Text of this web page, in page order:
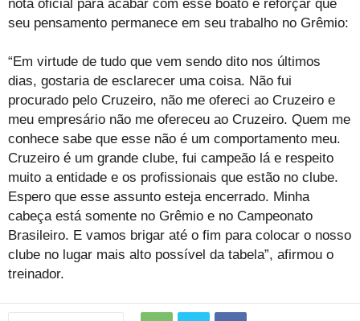
nota oficial para acabar com esse boato e reforçar que
seu pensamento permanece em seu trabalho no Grêmio:
“Em virtude de tudo que vem sendo dito nos últimos
dias, gostaria de esclarecer uma coisa. Não fui
procurado pelo Cruzeiro, não me ofereci ao Cruzeiro e
meu empresário não me ofereceu ao Cruzeiro. Quem me
conhece sabe que esse não é um comportamento meu.
Cruzeiro é um grande clube, fui campeão lá e respeito
muito a entidade e os profissionais que estão no clube.
Espero que esse assunto esteja encerrado. Minha
cabeça está somente no Grêmio e no Campeonato
Brasileiro. E vamos brigar até o fim para colocar o nosso
clube no lugar mais alto possível da tabela”, afirmou o
treinador.